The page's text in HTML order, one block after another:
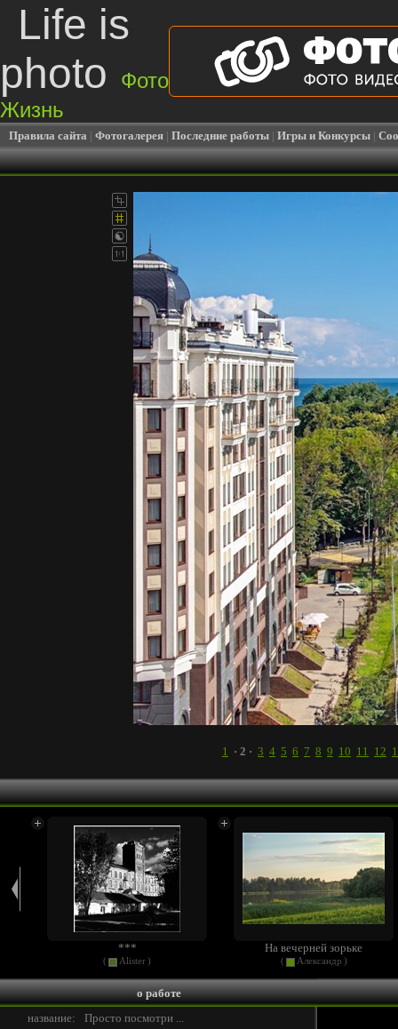
Life is
photo
Фото
Жизнь
Правила сайта | Фотогалерея | Последние работы | Игры и Конкурсы |
1 · 2 · 3 4 5 6 7 8 9 10 11 12
***
( Alister)
На вечерней зорьке
( Александр )
о работе
название:
Просто посмотри ...